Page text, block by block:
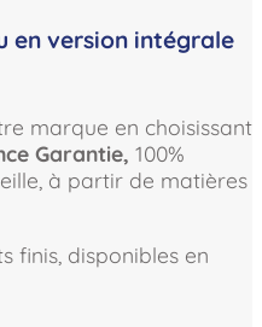
en version intégrale
marque en choisissant
Garantie, 100%
à partir de matières
finis, disponibles en